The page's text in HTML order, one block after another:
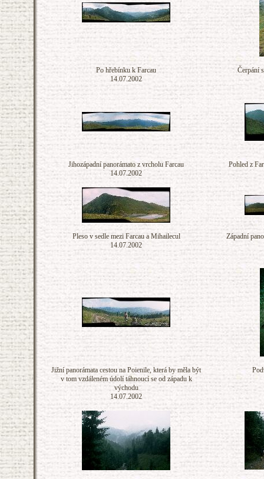
Po hřebínku k Farcau
14.07.2002
Čerpání
Jihozápadní panorámato z vrcholu Farcau
14.07.2002
Pohled z
Pleso v sedle mezi Farcau a Mihailecul
14.07.2002
Západní
Jižní panorámata cestou na Poienile, která by měla být
v tom vzdáleném údolí táhnoucí se od západu k
východu
14.07.2002